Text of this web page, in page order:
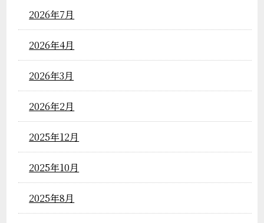
2026年7月
2026年4月
2026年3月
2026年2月
2025年12月
2025年10月
2025年8月